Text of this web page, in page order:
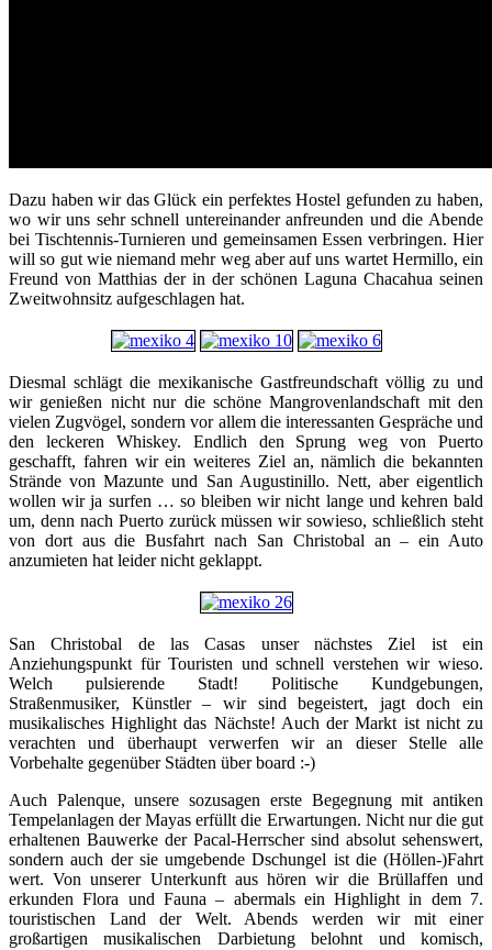
Dazu haben wir das Glück ein perfektes Hostel gefunden zu haben,
wo wir uns sehr schnell untereinander anfreunden und die Abende
bei Tischtennis-Turnieren und gemeinsamen Essen verbringen. Hier
will so gut wie niemand mehr weg aber auf uns wartet Hermillo, ein
Freund von Matthias der in der schönen Laguna Chacahua seinen
Zweitwohnsitz aufgeschlagen hat.
Diesmal schlägt die mexikanische Gastfreundschaft völlig zu und
wir genießen nicht nur die schöne Mangrovenlandschaft mit den
vielen Zugvögel, sondern vor allem die interessanten Gespräche und
den leckeren Whiskey. Endlich den Sprung weg von Puerto
geschafft, fahren wir ein weiteres Ziel an, nämlich die bekannten
Strände von Mazunte und San Augustinillo. Nett, aber eigentlich
wollen wir ja surfen … so bleiben wir nicht lange und kehren bald
um, denn nach Puerto zurück müssen wir sowieso, schließlich steht
von dort aus die Busfahrt nach San Christobal an – ein Auto
anzumieten hat leider nicht geklappt.
San Christobal de las Casas unser nächstes Ziel ist ein
Anziehungspunkt für Touristen und schnell verstehen wir wieso.
Welch pulsierende Stadt! Politische Kundgebungen,
Straßenmusiker, Künstler – wir sind begeistert, jagt doch ein
musikalisches Highlight das Nächste! Auch der Markt ist nicht zu
verachten und überhaupt verwerfen wir an dieser Stelle alle
Vorbehalte gegenüber Städten über board :-)
Auch Palenque, unsere sozusagen erste Begegnung mit antiken
Tempelanlagen der Mayas erfüllt die Erwartungen. Nicht nur die gut
erhaltenen Bauwerke der Pacal-Herrscher sind absolut sehenswert,
sondern auch der sie umgebende Dschungel ist die (Höllen-)Fahrt
wert. Von unserer Unterkunft aus hören wir die Brüllaffen und
erkunden Flora und Fauna – abermals ein Highlight in dem 7.
touristischen Land der Welt. Abends werden wir mit einer
großartigen musikalischen Darbietung belohnt und komisch,